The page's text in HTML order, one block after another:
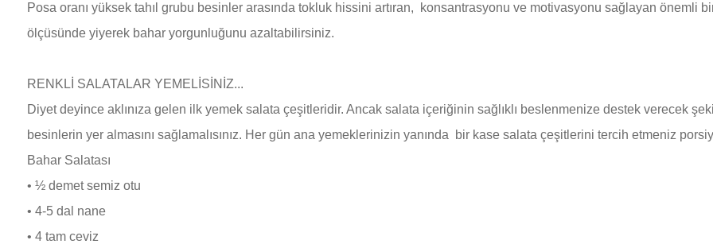
Posa oranı yüksek tahıl grubu besinler arasında tokluk hissini artıran, konsantrasyonu ve motivasyonu sağlayan önemli
ölçüsünde yiyerek bahar yorgunluğunu azaltabilirsiniz.
RENKLİ SALATALAR YEMELİSİNİZ...
Diyet deyince aklınıza gelen ilk yemek salata çeşitleridir. Ancak salata içeriğinin sağlıklı beslenmenize destek verecek
besinlerin yer almasını sağlamalısınız. Her gün ana yemeklerinizin yanında bir kase salata çeşitlerini tercih etmeniz
Bahar Salatası
• ½ demet semiz otu
• 4-5 dal nane
• 4 tam ceviz